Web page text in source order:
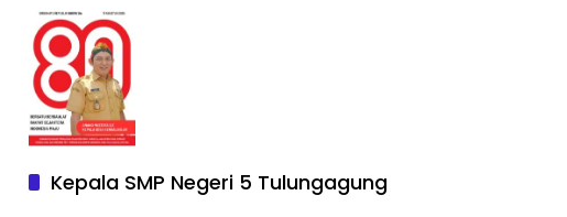
Kepala SMP Negeri 5 Tulungagung